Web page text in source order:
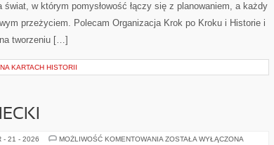
świat, w którym pomysłowość łączy się z planowaniem, a każdy
przeżyciem. Polecam Organizacja Krok po Kroku i Historie i
tworzeniu […]
KARTACH HISTORII
- 21 - 2026 MOŻLIWOŚĆ KOMENTOWANIA SPRZĘT
ZOSTAŁA WYŁĄCZONA